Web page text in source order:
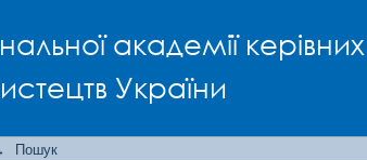
академії керівних
України
Пошук